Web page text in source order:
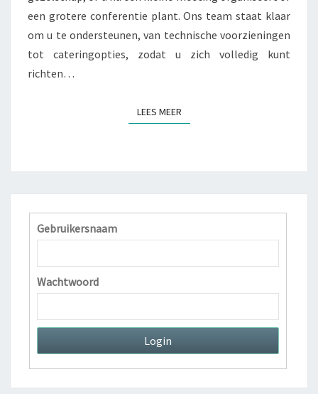
H
M
–
X
E
T
S
A
H
I
S
V
O
O
een grotere conferentie plant. Ons team staat klaar
om u te ondersteunen, van technische voorzieningen
tot cateringopties, zodat u zich volledig kunt
richten…
LEES MEER
Gebruikersnaam
Wachtwoord